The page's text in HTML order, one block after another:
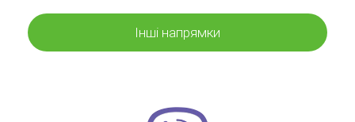
Інші напрямки